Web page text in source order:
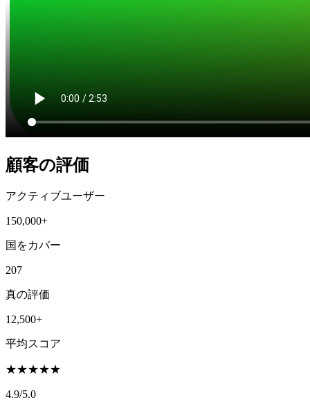
顧客の評価
アクティブユーザー
150,000+
国をカバー
207
真の評価
12,500+
平均スコア
★★★★★
4.9/5.0